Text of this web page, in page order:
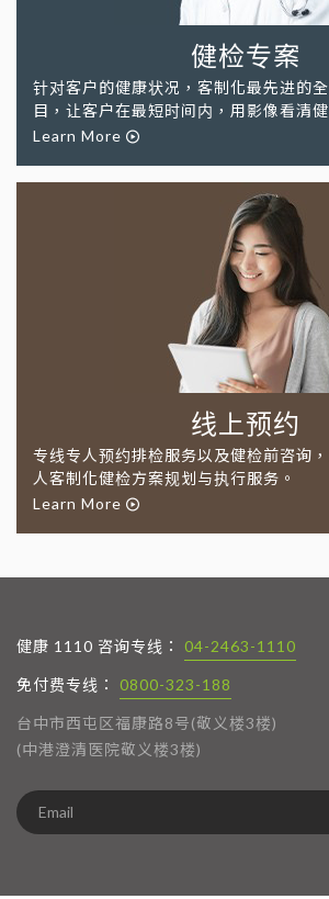
健检专案
针对客户的健康状况，客制化最先进的
目，让客户在最短时间内，用影像看清健
Learn More
线上预约
专线专人预约排检服务以及健检前咨询
人客制化健检方案规划与执行服务。
Learn More
健康 1110 咨询专线： 04-2463-1110
免付费专线： 0800-323-188
台中市西屯区福康路8号(敬义楼3楼)
(中港澄清医院敬义楼3楼)